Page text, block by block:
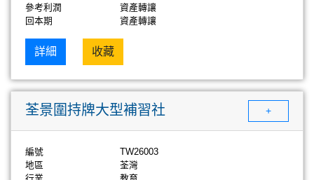
參考利潤
資產轉讓
回本期
資產轉讓
詳細 收藏
荃景圍持牌大型補習社 +
編號
TW26003
地區
荃灣